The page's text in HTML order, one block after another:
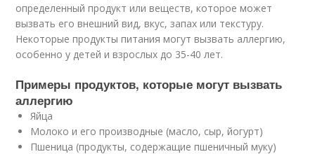
определенный продукт или веществ, которое может
вызвать его внешний вид, вкус, запах или текстуру.
Некоторые продукты питания могут вызвать аллергию,
особенно у детей и взрослых до 35-40 лет.
Примеры продуктов, которые могут вызвать
аллергию
Яйца
Молоко и его производные (масло, сыр, йогурт)
Пшеница (продукты, содержащие пшеничный муку)